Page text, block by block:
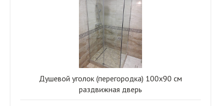
Душевой уголок (перегородка) 100x90 см
раздвижная дверь